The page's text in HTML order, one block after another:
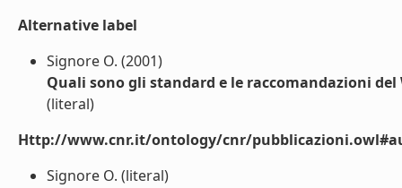
Alternative label
Signore O. (2001)
Quali sono gli standard e le raccomandazioni del
(literal)
Http://www.cnr.it/ontology/cnr/
Signore O. (literal)